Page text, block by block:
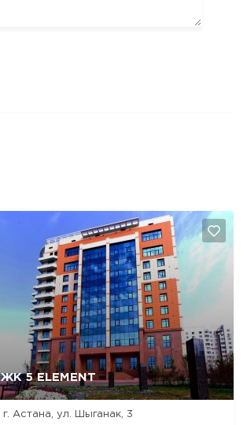
ЖК 5 ELEMENT
г. Астана, ул. Шыганак, 3
Да, удалить Отмена